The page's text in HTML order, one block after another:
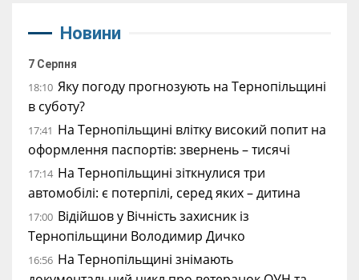
Новини
7 Серпня
18:10 Яку погоду прогнозують на Тернопільщині
в суботу?
17:41 На Тернопільщині влітку високий попит на
оформлення паспортів: звернень – тисячі
17:14 На Тернопільщині зіткнулися три
автомобілі: є потерпілі, серед яких – дитина
17:00 Відійшов у Вічність захисник із
Тернопільщини Володимир Дичко
16:56 На Тернопільщині знімають